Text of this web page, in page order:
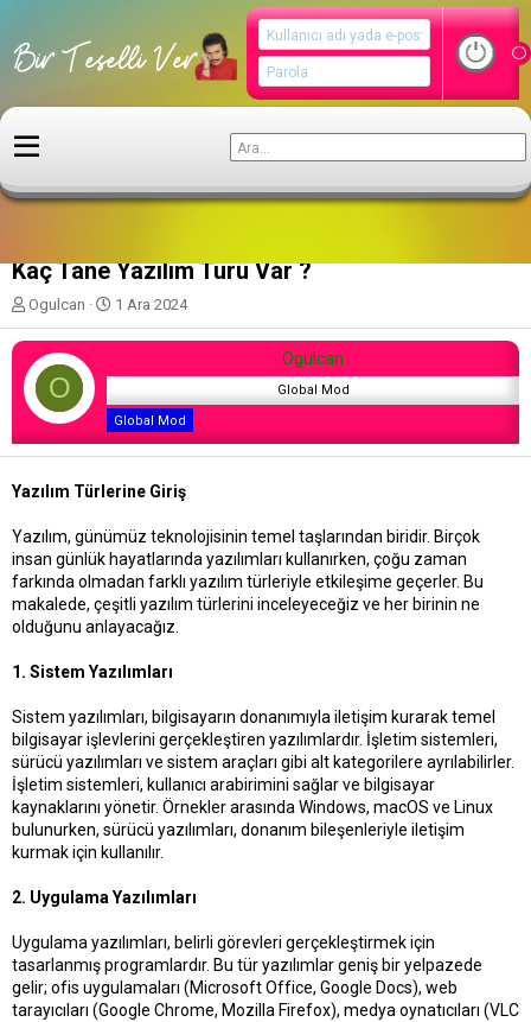
Kaç Tane Yazılım Türü Var ?
K
o
n
u
u
a
l
t
a
n
Ogulcan
B
a
ş
n
g
ı
t
r
i
h
i
1 Ara 2024
O
Ogulcan
Global Mod
Global Mod
Yazılım Türlerine Giriş
Yazılım, günümüz teknolojisinin temel taşlarından biridir. Birçok
insan günlük hayatlarında yazılımları kullanırken, çoğu zaman
farkında olmadan farklı yazılım türleriyle etkileşime geçerler. Bu
makalede, çeşitli yazılım türlerini inceleyeceğiz ve her birinin ne
olduğunu anlayacağız.
1. Sistem Yazılımları
Sistem yazılımları, bilgisayarın donanımıyla iletişim kurarak temel
bilgisayar işlevlerini gerçekleştiren yazılımlardır. İşletim sistemleri,
sürücü yazılımları ve sistem araçları gibi alt kategorilere ayrılabilirler.
İşletim sistemleri, kullanıcı arabirimini sağlar ve bilgisayar
kaynaklarını yönetir. Örnekler arasında Windows, macOS ve Linux
bulunurken, sürücü yazılımları, donanım bileşenleriyle iletişim
kurmak için kullanılır.
2. Uygulama Yazılımları
Uygulama yazılımları, belirli görevleri gerçekleştirmek için
tasarlanmış programlardır. Bu tür yazılımlar geniş bir yelpazede
gelir; ofis uygulamaları (Microsoft Office, Google Docs), web
tarayıcıları (Google Chrome, Mozilla Firefox), medya oynatıcıları (VLC